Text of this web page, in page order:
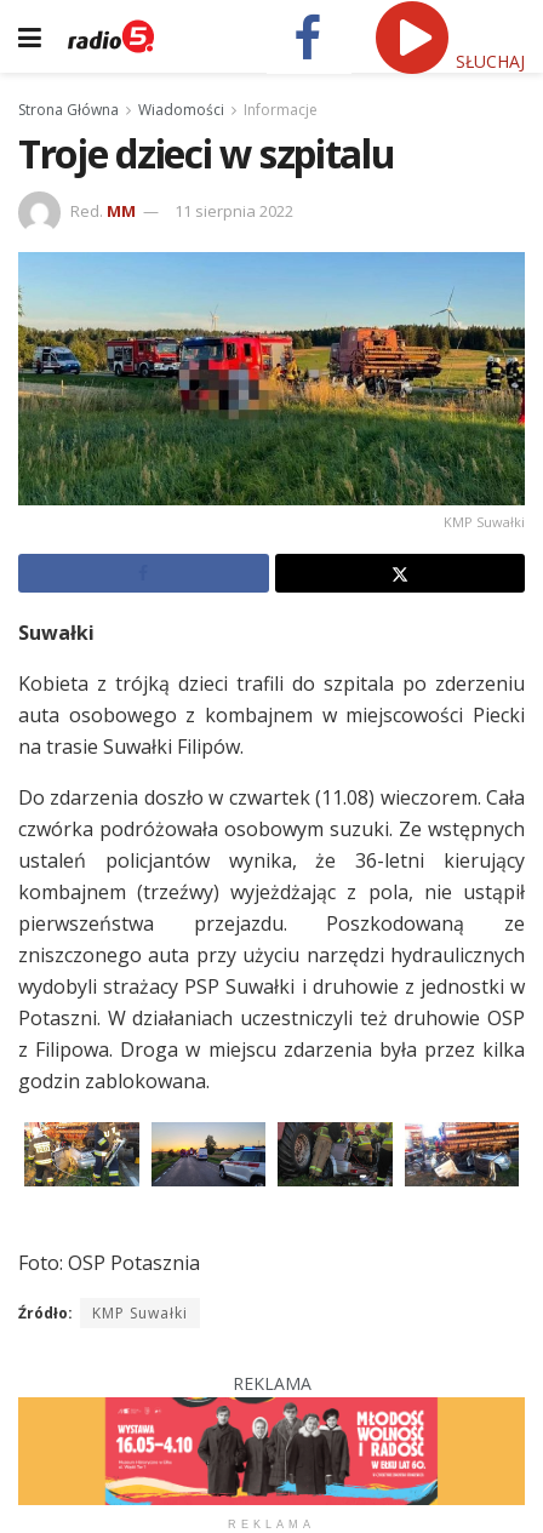
SŁUCHAJ
Strona Główna Wiadomości Informacje
Troje dzieci w szpitalu
Red. MM 11 sierpnia 2022
KMP Suwałki
Suwałki
Kobieta z trójką dzieci trafili do szpitala po zderzeniu
auta osobowego z kombajnem w miejscowości Piecki
na trasie Suwałki Filipów.
Do zdarzenia doszło w czwartek (11.08) wieczorem. Cała
czwórka podróżowała osobowym suzuki. Ze wstępnych
ustaleń policjantów wynika, że 36-letni kierujący
kombajnem (trzeźwy) wyjeżdżając z pola, nie ustąpił
pierwszeństwa przejazdu. Poszkodowaną ze
zniszczonego auta przy użyciu narzędzi hydraulicznych
wydobyli strażacy PSP Suwałki i druhowie z jednostki w
Potaszni. W działaniach uczestniczyli też druhowie OSP
z Filipowa. Droga w miejscu zdarzenia była przez kilka
godzin zablokowana.
Foto: OSP Potasznia
Źródło: KMP Suwałki
REKLAMA
REKLAMA